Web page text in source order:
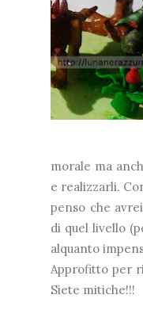
morale ma
e realizzarli.
penso che
di quel livello
alquanto
Approfitto per
Siete mitiche!!!